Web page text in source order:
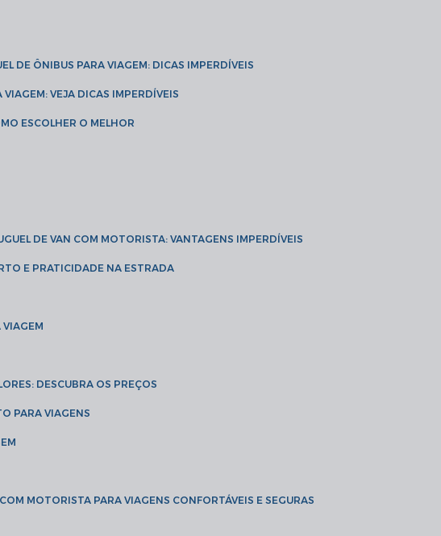
DE ÔNIBUS PARA VIAGEM: DICAS IMPERDÍVEIS
VIAGEM: VEJA DICAS IMPERDÍVEIS
ESCOLHER O MELHOR
DE VAN COM MOTORISTA: VANTAGENS IMPERDÍVEIS
E PRATICIDADE NA ESTRADA
VIAGEM
DESCUBRA OS PREÇOS
PARA VIAGENS
COM MOTORISTA PARA VIAGENS CONFORTÁVEIS E SEGURAS